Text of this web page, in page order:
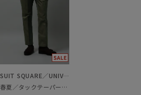
SUIT SQUARE／UNIVERSAL LANGUAGE
春夏／タックテーパードパンツ